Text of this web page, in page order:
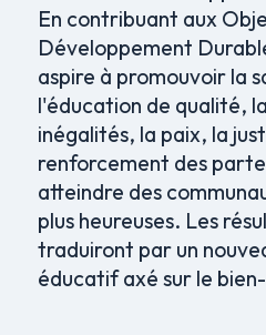
En contribuant aux
Développement
aspire à promouvoir la
l'éducation de qualité,
inégalités, la paix, la
renforcement des
atteindre des
plus heureuses. Les
traduiront par un
éducatif axé sur le